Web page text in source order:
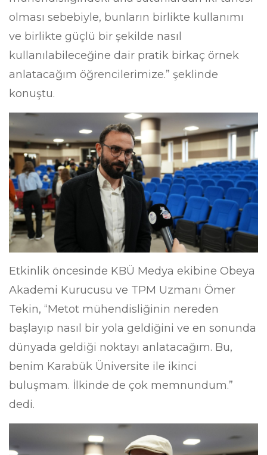
olması sebebiyle, bunların birlikte kullanımı
ve birlikte güçlü bir şekilde nasıl
kullanılabileceğine dair pratik birkaç örnek
anlatacağım öğrencilerimize.” şeklinde
konuştu.
Etkinlik öncesinde KBÜ Medya ekibine Obeya
Akademi Kurucusu ve TPM Uzmanı Ömer
Tekin, “Metot mühendisliğinin nereden
başlayıp nasıl bir yola geldiğini ve en sonunda
dünyada geldiği noktayı anlatacağım. Bu,
benim Karabük Üniversite ile ikinci
buluşmam. İlkinde de çok memnundum.”
dedi.